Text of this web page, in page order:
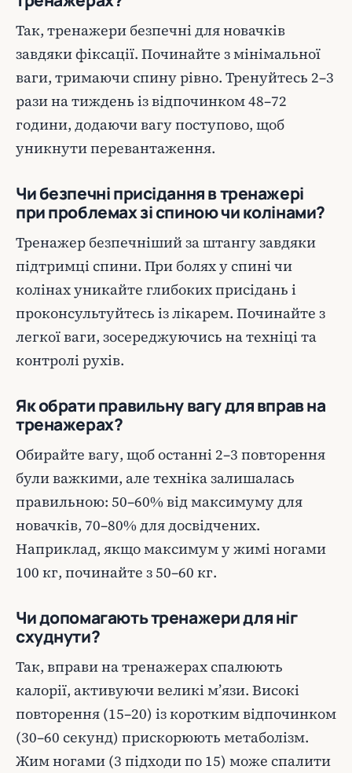
Так, тренажери безпечні для новачків
завдяки фіксації. Починайте з мінімальної
ваги, тримаючи спину рівно. Тренуйтесь 2–3
рази на тиждень із відпочинком 48–72
години, додаючи вагу поступово, щоб
уникнути перевантаження.
Чи безпечні присідання в тренажері
при проблемах зі спиною чи колінами?
Тренажер безпечніший за штангу завдяки
підтримці спини. При болях у спині чи
колінах уникайте глибоких присідань і
проконсультуйтесь із лікарем. Починайте з
легкої ваги, зосереджуючись на техніці та
контролі рухів.
Як обрати правильну вагу для вправ на
тренажерах?
Обирайте вагу, щоб останні 2–3 повторення
були важкими, але техніка залишалась
правильною: 50–60% від максимуму для
новачків, 70–80% для досвідчених.
Наприклад, якщо максимум у жимі ногами
100 кг, починайте з 50–60 кг.
Чи допомагають тренажери для ніг
схуднути?
Так, вправи на тренажерах спалюють
калорії, активуючи великі м’язи. Високі
повторення (15–20) із коротким відпочинком
(30–60 секунд) прискорюють метаболізм.
Жим ногами (3 підходи по 15) може спалити